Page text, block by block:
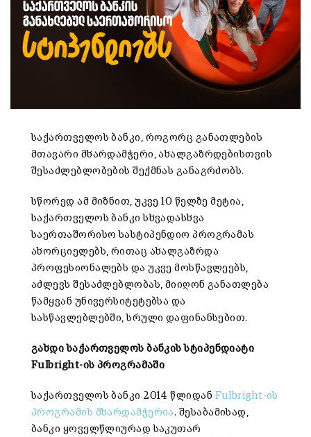
საქართველოს ბანკი, როგორც განათლების
მთავარი მხარდამჭერი, ახალგაზრდებისთვის
შესაძლებლობების შექმნას განაგრძობს.
სწორედ ამ მიზნით, უკვე 10 წელზე მეტია,
საქართველოს ბანკი სხვადასხვა
საერთაშორისო სასტიპენდიო პროგრამას
ახორციელებს, რითაც ახალგაზრდა
პროფესიონალებს და უკვე მოსწავლეებს,
აძლევს შესაძლებლობას, მიიღონ განათლება
წამყვან უნივერსიტეტებსა და
სასწავლებლებში, სრული დაფინანსებით.
გახდი საქართველოს ბანკის სტიპენდიატი
Fulbright-ის პროგრამაში
საქართველოს ბანკი 2014 წლიდან Fulbright-ის
პროგრამის მხარდამჭერია. შესაბამისად,
ბანკი ყოველწლიურად საკუთარ